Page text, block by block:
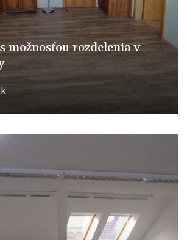
možnosťou rozdelenia v